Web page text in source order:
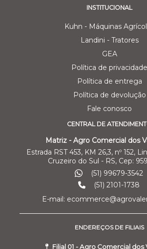
INSTITUCIONAL
Kuhn - Máquinas
Landini - Tratores
GEA
Política de privacidade
Política de entrega
Política de devolução
Fale conosco
CENTRAL DE
Matriz - Agro Comercial dos
Estrada RST 453, KM 26,3, nº 152,
Cruzeiro do Sul - RS, Cep:
(51) 99679-3542
(51) 2101-1738
E-mail:
ENDEREÇOS DE FILIAIS
Filial 01 - Agro Comercial dos